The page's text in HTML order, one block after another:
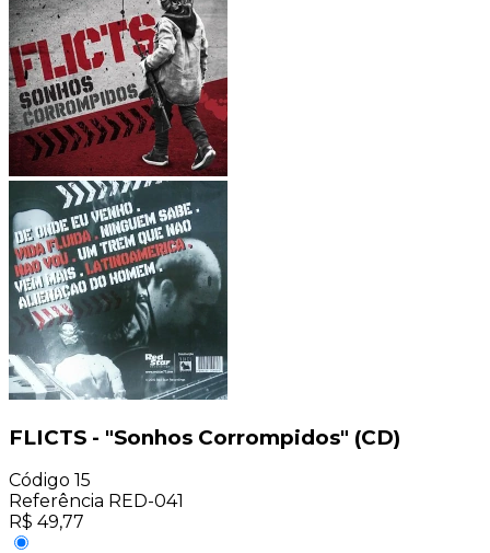
FLICTS - "Sonhos Corrompidos" (CD)
Código 15
Referência RED-041
R$ 49,77